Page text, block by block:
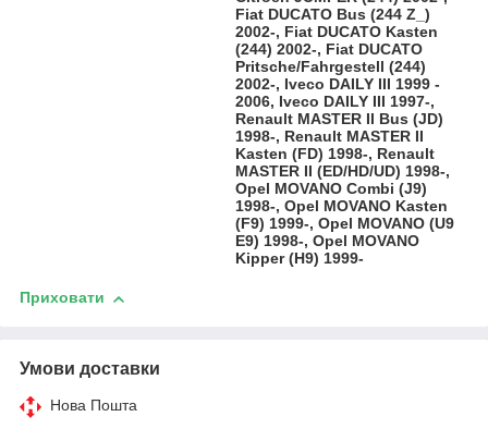
Fiat DUCATO Bus (244 Z_)
2002-, Fiat DUCATO Kasten
(244) 2002-, Fiat DUCATO
Pritsche/Fahrgestell (244)
2002-, Iveco DAILY III 1999 -
2006, Iveco DAILY III 1997-,
Renault MASTER II Bus (JD)
1998-, Renault MASTER II
Kasten (FD) 1998-, Renault
MASTER II (ED/HD/UD) 1998-,
Opel MOVANO Combi (J9)
1998-, Opel MOVANO Kasten
(F9) 1999-, Opel MOVANO (U9
E9) 1998-, Opel MOVANO
Kipper (H9) 1999-
Приховати
Умови доставки
Нова Пошта